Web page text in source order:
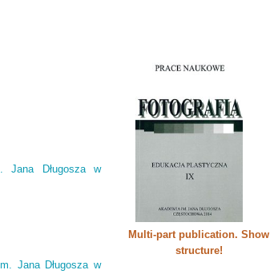
Multi-part publication. Show
structure!
Jana Długosza w
Jana Długosza w